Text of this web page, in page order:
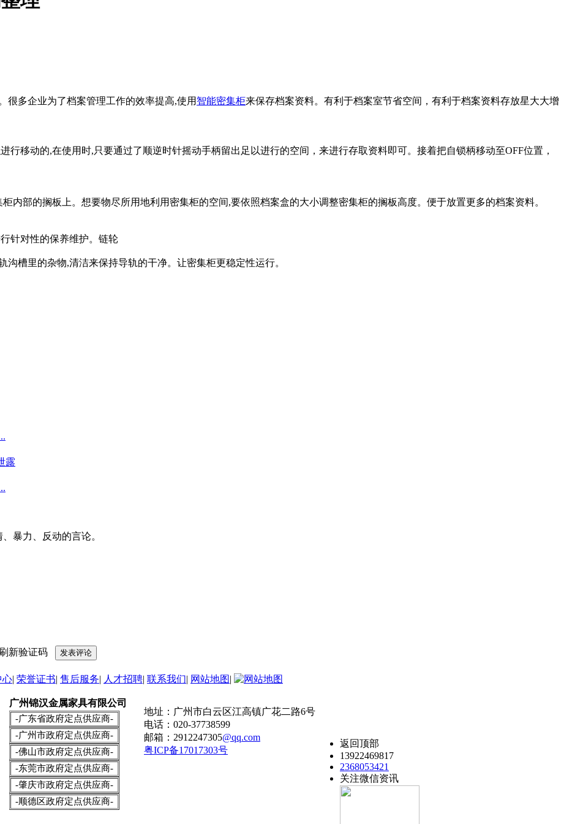
多企业为了档案管理工作的效率提高,使用 智能密集柜来保存档案资料。有利于档案室节省空间，有利于档案资料存放星大大增
行移动的,在使用时,只要通过了顺逆时针摇动手柄留出足以进行的空间，来进行存取资料即可。接着把自锁柄移动至OFF位置，
部的搁板上。想要物尽所用地利用密集柜的空间,要依照档案盒的大小调整密集柜的搁板高度。便于放置更多的档案资料。
针对性的保养维护。链轮
槽里的杂物,清洁来保持导轨的干净。让密集柜更稳定性运行。
露
暴力、反动的言论。
心| 荣誉证书| 售后服务| 人才招聘| 联系我们| 网站地图|
广州锦汉金属家具有限公司
-广东省政府定点供应商-
-广州市政府定点供应商-
-佛山市政府定点供应商-
-东莞市政府定点供应商-
-肇庆市政府定点供应商-
-顺德区政府定点供应商-
地址：广州市白云区江高镇广花二路6号
电话：020-37738599
邮箱：2912247305@qq.com
粤ICP备17017303号
返回顶部
13922469817
2368053421
关注微信资讯